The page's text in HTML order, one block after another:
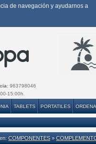
de navegación y ayudarnos a
963798046
15:00h.
TABLETS PORTATILES
COMPONENTES »